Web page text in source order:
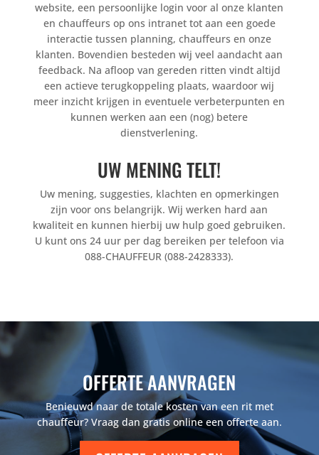
website, een persoonlijke login voor al onze klanten
en chauffeurs op ons intranet tot aan een goede
interactie tussen planning, chauffeurs en onze
klanten. Bovendien besteden wij veel aandacht aan
feedback. Na afloop van gereden ritten vindt altijd
een actieve terugkoppeling plaats, waardoor wij
meer inzicht krijgen in eventuele verbeterpunten en
kunnen werken aan een (nog) betere
dienstverlening.
UW MENING TELT!
Uw mening, suggesties, klachten en opmerkingen
zijn voor ons belangrijk. Wij werken hard aan
kwaliteit en kunnen hierbij uw hulp goed gebruiken.
U kunt ons 24 uur per dag bereiken per telefoon via
088-CHAUFFEUR (088-2428333).
OFFERTE AANVRAGEN
Benieuwd naar de totale kosten van een rit met
chauffeur? Vraag dan gratis online een offerte aan.